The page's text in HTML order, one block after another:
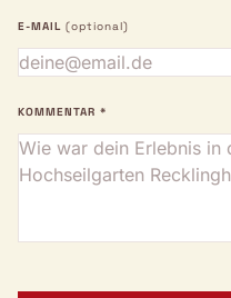
E-MAIL (optional)
KOMMENTAR *